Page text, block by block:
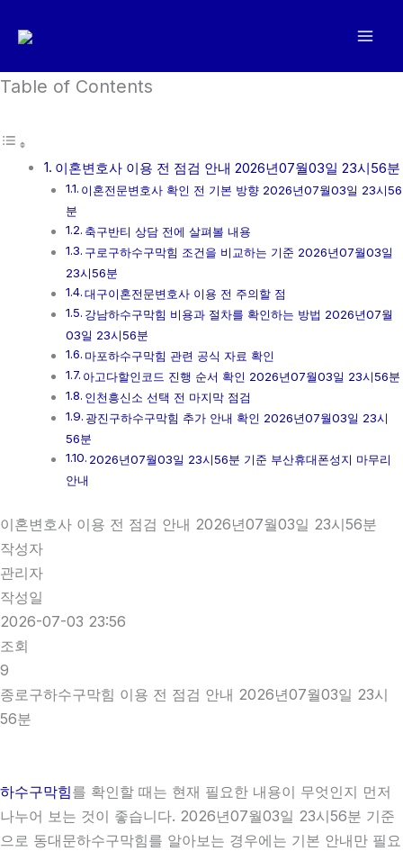
로
너
Table of Contents
이혼변호사 이용 전 점검 안내 2026년07월03일 23시56분
이혼전문변호사 확인 전 기본 방향 2026년07월03일 23시56
분
축구반티 상담 전에 살펴볼 내용
구로구하수구막힘 조건을 비교하는 기준 2026년07월03일
23시56분
대구이혼전문변호사 이용 전 주의할 점
강남하수구막힘 비용과 절차를 확인하는 방법 2026년07월
03일 23시56분
마포하수구막힘 관련 공식 자료 확인
아고다할인코드 진행 순서 확인 2026년07월03일 23시56분
인천흥신소 선택 전 마지막 점검
광진구하수구막힘 추가 안내 확인 2026년07월03일 23시
56분
2026년07월03일 23시56분 기준 부산휴대폰성지 마무리
안내
이혼변호사 이용 전 점검 안내 2026년07월03일 23시56분
작성자
관리자
작성일
2026-07-03 23:56
조회
9
종로구하수구막힘 이용 전 점검 안내 2026년07월03일 23시
56분
하수구막힘를 확인할 때는 현재 필요한 내용이 무엇인지 먼저
나누어 보는 것이 좋습니다. 2026년07월03일 23시56분 기준
으로 동대문하수구막힘를 알아보는 경우에는 기본 안내만 필요